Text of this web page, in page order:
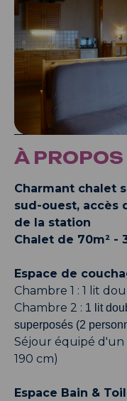
À PROPOS
Charmant chalet
sud-ouest, accès
de la station
Chalet de 70m² -
Espace de
Chambre 1 : 1 lit
Chambre 2 : 1 lit
superposés (2
Séjour équipé d'un
190 cm)
Espace Bain &